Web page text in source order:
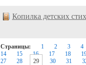
Копилка детских
Страницы: 1 2 3
4
14
15 16 17 18
27
28 29 30 31